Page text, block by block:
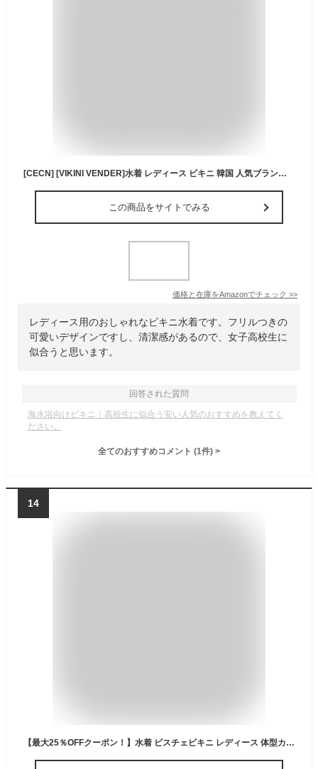
[CECN] [VIKINI VENDER]水着 レディース ビキニ 韓国 人気ブランド SNS で話題 ナイトプール や レジャーで 映える 立体的なラッフルフリルで スタイルアップ Mサイズ アイボリー 白 03112486
この商品をサイトでみる
価格と在庫をAmazonでチェック >>
レディース用のおしゃれなビキニ水着です。フリルつきの
可愛いデザインですし、清潔感があるので、女子高校生に
似合うと思います。
回答された質問
海水浴向けビキニ｜高校生に似合う安い人気のおすすめを教えてく
ださい。
全てのおすすめコメント (1件) >
14
【最大25％OFFクーポン！】水着 ビスチェビキニ レディース 体型カバー 3点セット セパレート クロップド丈 ブラ ショーツ スカート ティアードフリル ダブル ワイヤー入り パッド付き バスト 盛れる ウエスト ヒップ お尻 太もも カバーアップ 肩紐調節